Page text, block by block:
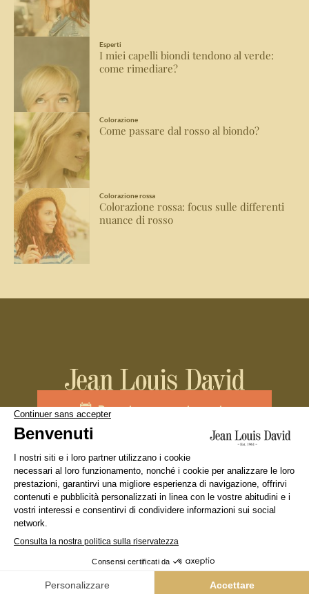
Esperti
I miei capelli biondi tendono al verde:
come rimediare?
Colorazione
Come passare dal rosso al biondo?
Colorazione rossa
Colorazione rossa: focus sulle differenti
nuance di rosso
Prenota un appuntamento
La nostra marca Cercare un salone Diciture Legali